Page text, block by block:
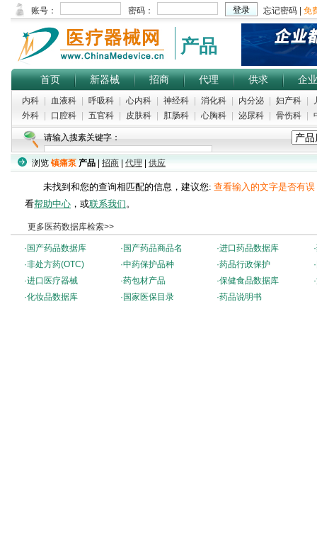
产品
首页 新器械 招商 代理 供求 企业
内科 血液科 呼吸科 心内科 神经科 消化科 内分泌 妇产科
外科
口腔科 五官科 皮肤科 肛肠科 心胸科 泌尿科 骨伤科
请输入搜素关键字：
浏览 镇痛泵 产品 招商 代理 供应
未找到和您的查询相匹配的信息，建议您: 查看输入的文字是否有误
看帮助中心 ，或联系我们。
更多医药数据库检索>>
· 国产药品数据库 · 国产药品商品名 ·进口药品数据库 ·
·非处方药(OTC) ·中药保护品种 ·药品行政保护 ·
·进口医疗器械 ·药包材产品 ·保健食品数据库 ·
·化妆品数据库 · 国家医保目录 ·药品说明书